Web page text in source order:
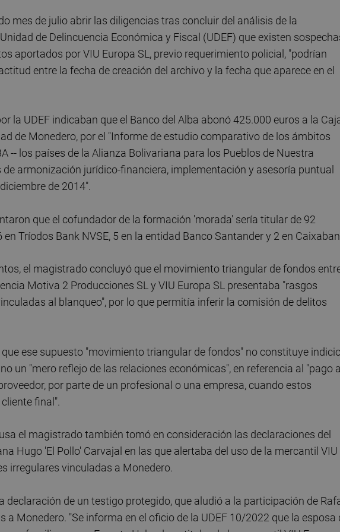
mes de julio abrir las diligencias tras concluir del análisis de la
de Delincuencia Económica y Fiscal (UDEF) que existen
aportados por VIU Europa SL, previo requerimiento policial, "podrían
entre la fecha de creación del archivo y la fecha que aparece en el
la UDEF indicaban que el Banco del Alba abonó 425.000 euros a la
de Monedero, por el "Informe de estudio comparativo de los ámbitos
-- los países de la Alianza Bolivariana para los Pueblos de Nuestra
de armonización jurídico-financiera, implementación y asesoría puntual
de 2014".
que el cofundador de la formación 'morada' sería titular de 92
Tríodos Bank NVSE, 5 en la entidad Banco Santander y 2 en
el magistrado concluyó que el movimiento triangular de fondos
Motiva 2 Producciones SL y VIU Europa SL presentaba "rasgos
al blanqueo", por lo que permitía inferir la comisión de delitos
ese supuesto "movimiento triangular de fondos" no constituye
un "mero reflejo de las relaciones económicas", en referencia al "pago a
por parte de un profesional o una empresa, cuando estos
final".
el magistrado también tomó en consideración las declaraciones del
Hugo 'El Pollo' Carvajal en las que alertaba del uso de la mercantil VIU
irregulares vinculadas a Monedero.
declaración de un testigo protegido, que aludió a la participación de
a Monedero. "Se informa en el oficio de la UDEF 10/2022 que la esposa